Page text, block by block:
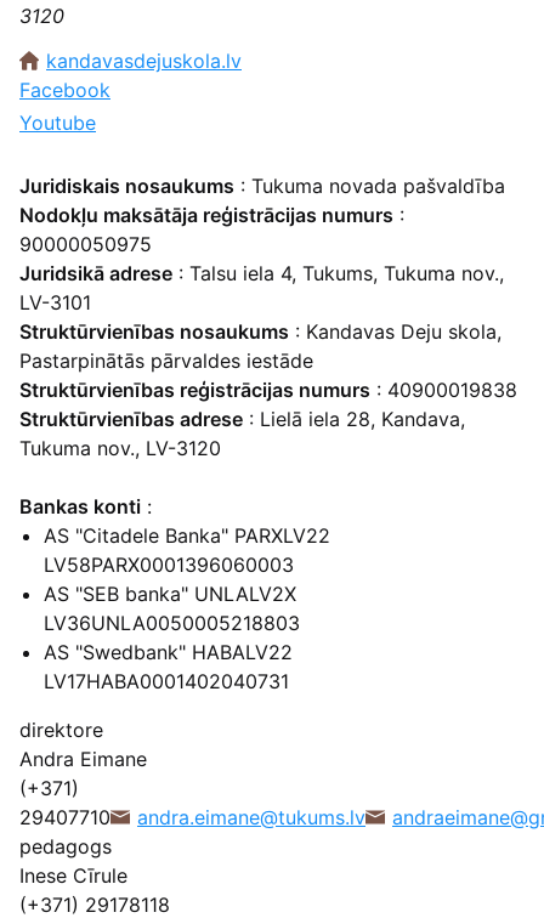
3120
kandavasdejuskola.lv
Facebook
Youtube
Juridiskais nosaukums : Tukuma novada pašvaldība
Nodokļu maksātāja reģistrācijas numurs :
90000050975
Juridsikā adrese : Talsu iela 4, Tukums, Tukuma nov.,
LV-3101
Struktūrvienības nosaukums : Kandavas Deju skola,
Pastarpinātās pārvaldes iestāde
Struktūrvienības reģistrācijas numurs : 40900019838
Struktūrvienības adrese : Lielā iela 28, Kandava,
Tukuma nov., LV-3120
Bankas konti :
AS "Citadele Banka" PARXLV22
LV58PARX0001396060003
AS "SEB banka" UNLALV2X
LV36UNLA0050005218803
AS "Swedbank" HABALV22
LV17HABA0001402040731
direktore
Andra Eimane
(+371)
29407710
andra.eimane@tukums.lv
pedagogs
Inese Cīrule
(+371) 29178118